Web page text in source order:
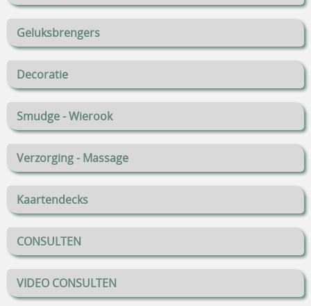
Geluksbrengers
Decoratie
Smudge - Wierook
Verzorging - Massage
Kaartendecks
CONSULTEN
VIDEO CONSULTEN